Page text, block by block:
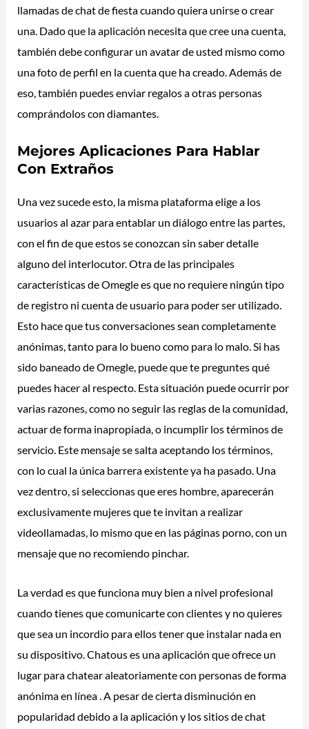
llamadas de chat de fiesta cuando quiera unirse o crear
una. Dado que la aplicación necesita que cree una cuenta,
también debe configurar un avatar de usted mismo como
una foto de perfil en la cuenta que ha creado. Además de
eso, también puedes enviar regalos a otras personas
comprándolos con diamantes.
Mejores Aplicaciones Para Hablar
Con Extraños
Una vez sucede esto, la misma plataforma elige a los
usuarios al azar para entablar un diálogo entre las partes,
con el fin de que estos se conozcan sin saber detalle
alguno del interlocutor. Otra de las principales
características de Omegle es que no requiere ningún tipo
de registro ni cuenta de usuario para poder ser utilizado.
Esto hace que tus conversaciones sean completamente
anónimas, tanto para lo bueno como para lo malo. Si has
sido baneado de Omegle, puede que te preguntes qué
puedes hacer al respecto. Esta situación puede ocurrir por
varias razones, como no seguir las reglas de la comunidad,
actuar de forma inapropiada, o incumplir los términos de
servicio. Este mensaje se salta aceptando los términos,
con lo cual la única barrera existente ya ha pasado. Una
vez dentro, si seleccionas que eres hombre, aparecerán
exclusivamente mujeres que te invitan a realizar
videollamadas, lo mismo que en las páginas porno, con un
mensaje que no recomiendo pinchar.
La verdad es que funciona muy bien a nivel profesional
cuando tienes que comunicarte con clientes y no quieres
que sea un incordio para ellos tener que instalar nada en
su dispositivo. Chatous es una aplicación que ofrece un
lugar para chatear aleatoriamente con personas de forma
anónima en línea . A pesar de cierta disminución en
popularidad debido a la aplicación y los sitios de chat